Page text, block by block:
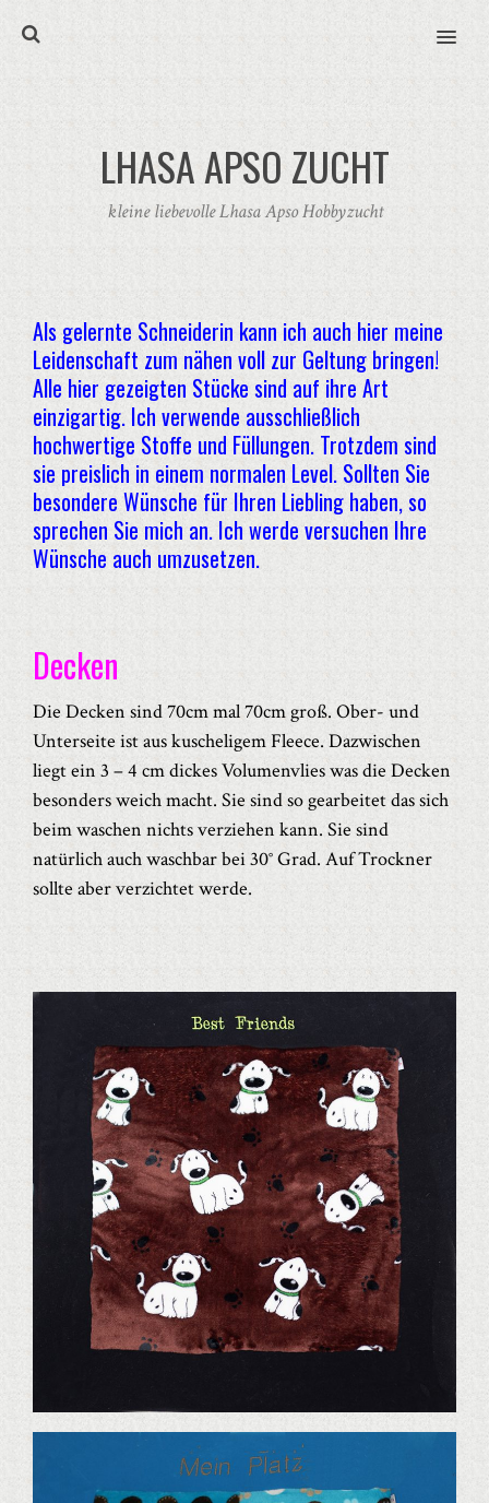
MENU
LHASA APSO ZUCHT
kleine liebevolle Lhasa Apso Hobbyzucht
Als gelernte Schneiderin kann ich auch hier meine
Leidenschaft zum nähen voll zur Geltung bringen!
Alle hier gezeigten Stücke sind auf ihre Art
einzigartig. Ich verwende ausschließlich
hochwertige Stoffe und Füllungen. Trotzdem sind
sie preislich in einem normalen Level. Sollten Sie
besondere Wünsche für Ihren Liebling haben, so
sprechen Sie mich an. Ich werde versuchen Ihre
Wünsche auch umzusetzen.
Decken
Die Decken sind 70cm mal 70cm groß. Ober- und
Unterseite ist aus kuscheligem Fleece. Dazwischen
liegt ein 3 – 4 cm dickes Volumenvlies was die Decken
besonders weich macht. Sie sind so gearbeitet das sich
beim waschen nichts verziehen kann. Sie sind
natürlich auch waschbar bei 30° Grad. Auf Trockner
sollte aber verzichtet werde.